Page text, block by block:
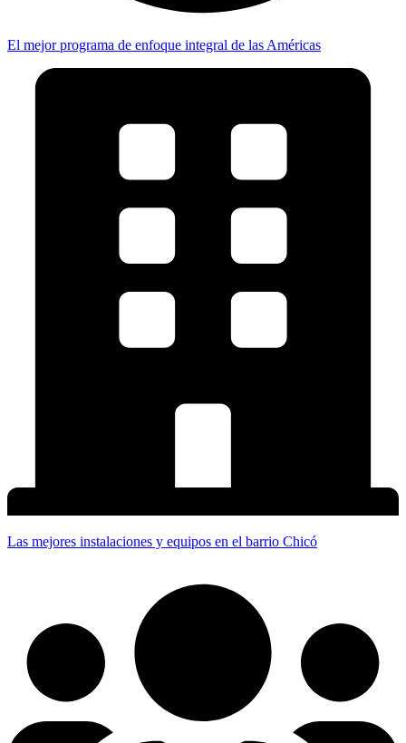
El mejor programa de enfoque integral de las Américas
Las mejores instalaciones y equipos en el barrio Chicó